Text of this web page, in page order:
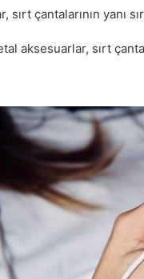
sırt çantalarının
aksesuarlar, sırt